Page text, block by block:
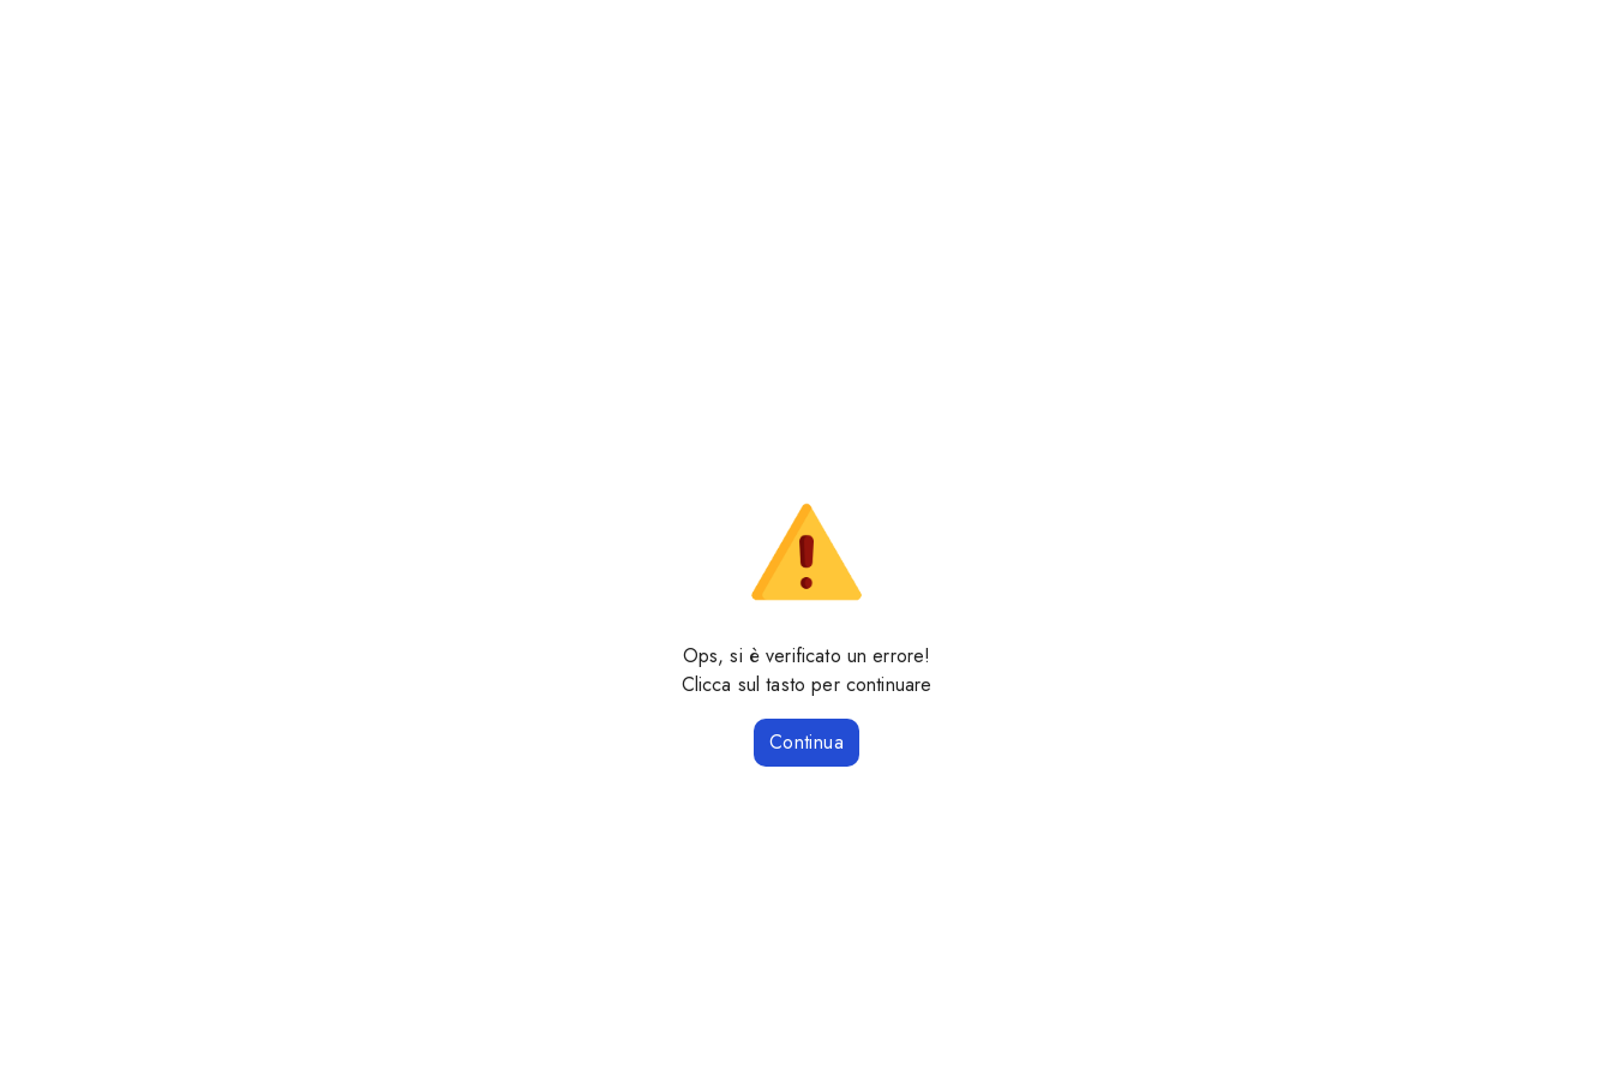
Ops, si è verificato un errore!
Clicca sul tasto per continuare
Continua